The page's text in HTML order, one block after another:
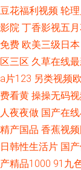
豆花福利视频 轮
影院 丁香影视五
免费 欧美三级日本
区三区 久草在线
a片123 另类视频
费看黄 操操无码
人夜夜做 国产在
精产国品 香蕉视
日韩性生活片 国
产精品1000 91九